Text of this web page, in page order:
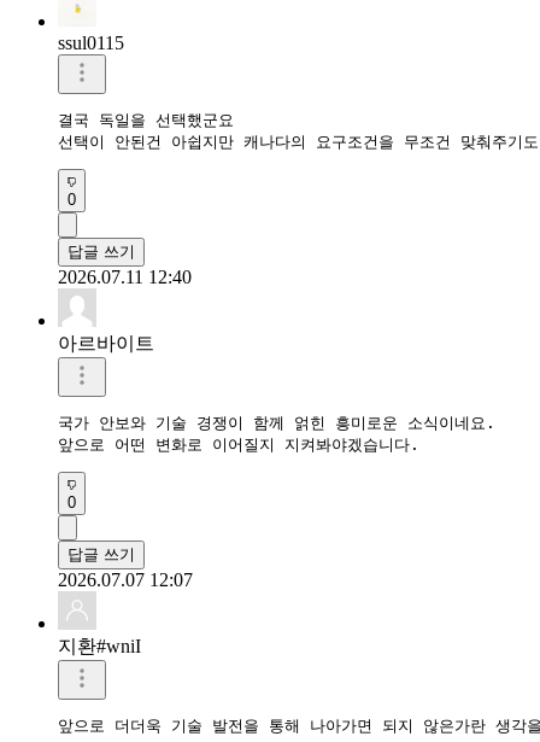
ssul0115
결국 독일을 선택했군요
선택이 안된건 아쉽지만 캐나다의 요구조건을 무조건 맞춰주기
0
답글 쓰기
2026.07.11 12:40
아르바이트
국가 안보와 기술 경쟁이 함께 얽힌 흥미로운 소식이네요.
0
답글 쓰기
2026.07.07 12:07
지환#wniI
앞으로 더더욱 기술 발전을 통해 나아가면 되지 않은가란 생각